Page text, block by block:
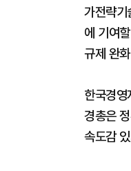
가전략
에 기여
규제 완
한국경
경총은
속도감